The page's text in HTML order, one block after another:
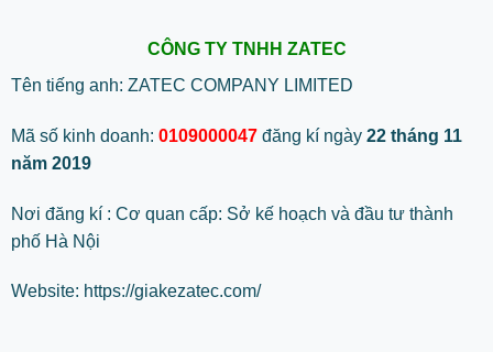
CÔNG TY TNHH ZATEC
Tên tiếng anh: ZATEC COMPANY LIMITED
Mã số kinh doanh: 0109000047 đăng kí ngày22 tháng 11
năm 2019
Nơi đăng kí : Cơ quan cấp: Sở kế hoạch và đầu tư thành
phố Hà Nội
Website: https://giakezatec.com/